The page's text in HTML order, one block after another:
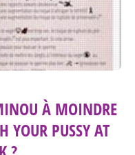
À MOINDRE
YOUR PUSSY AT